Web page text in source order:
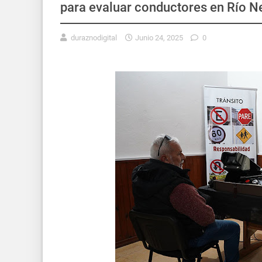
para evaluar conductores en Río
duraznodigital Junio 24, 2025 0